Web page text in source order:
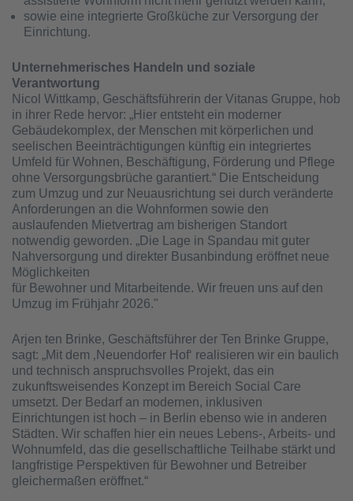
sowie eine integrierte Großküche zur Versorgung der
Einrichtung.
Unternehmerisches Handeln und soziale
Verantwortung
Nicol Wittkamp, Geschäftsführerin der Vitanas Gruppe, hob
in ihrer Rede hervor: „Hier entsteht ein moderner
Gebäudekomplex, der Menschen mit körperlichen und
seelischen Beeinträchtigungen künftig ein integriertes
Umfeld für Wohnen, Beschäftigung, Förderung und Pflege
ohne Versorgungsbrüche garantiert.“ Die Entscheidung
zum Umzug und zur Neuausrichtung sei durch veränderte
Anforderungen an die Wohnformen sowie den
auslaufenden Mietvertrag am bisherigen Standort
notwendig geworden. „Die Lage in Spandau mit guter
Nahversorgung und direkter Busanbindung eröffnet neue
Möglichkeiten
für Bewohner und Mitarbeitende. Wir freuen uns auf den
Umzug im Frühjahr 2026."
Arjen ten Brinke, Geschäftsführer der Ten Brinke Gruppe,
sagt: „Mit dem ‚Neuendorfer Hof‘ realisieren wir ein baulich
und technisch anspruchsvolles Projekt, das ein
zukunftsweisendes Konzept im Bereich Social Care
umsetzt. Der Bedarf an modernen, inklusiven
Einrichtungen ist hoch – in Berlin ebenso wie in anderen
Städten. Wir schaffen hier ein neues Lebens-, Arbeits- und
Wohnumfeld, das die gesellschaftliche Teilhabe stärkt und
langfristige Perspektiven für Bewohner und Betreiber
gleichermaßen eröffnet.“